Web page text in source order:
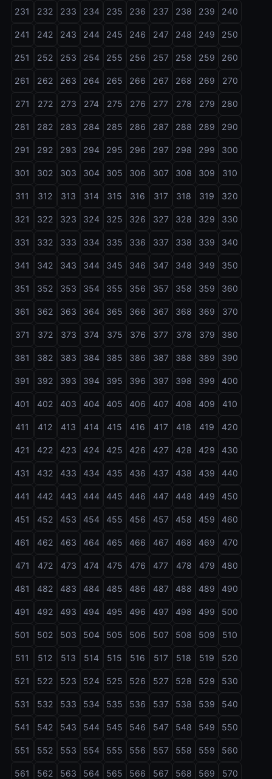
231 232 233 234 235 236 237 238 239 240
241 242 243 244 245 246 247 248 249 250
251 252 253 254 255 256 257 258 259 260
261 262 263 264 265 266 267 268 269 270
271 272 273 274 275 276 277 278 279 280
281 282 283 284 285 286 287 288 289 290
291 292 293 294 295 296 297 298 299 300
301 302 303 304 305 306 307 308 309 310
311 312 313 314 315 316 317 318 319 320
321 322 323 324 325 326 327 328 329 330
331 332 333 334 335 336 337 338 339 340
341 342 343 344 345 346 347 348 349 350
351 352 353 354 355 356 357 358 359 360
361 362 363 364 365 366 367 368 369 370
371 372 373 374 375 376 377 378 379 380
381 382 383 384 385 386 387 388 389 390
391 392 393 394 395 396 397 398 399 400
401 402 403 404 405 406 407 408 409 410
411 412 413 414 415 416 417 418 419 420
421 422 423 424 425 426 427 428 429 430
431 432 433 434 435 436 437 438 439 440
441 442 443 444 445 446 447 448 449 450
451 452 453 454 455 456 457 458 459 460
461 462 463 464 465 466 467 468 469 470
471 472 473 474 475 476 477 478 479 480
481 482 483 484 485 486 487 488 489 490
491 492 493 494 495 496 497 498 499 500
501 502 503 504 505 506 507 508 509 510
511 512 513 514 515 516 517 518 519 520
521 522 523 524 525 526 527 528 529 530
531 532 533 534 535 536 537 538 539 540
541 542 543 544 545 546 547 548 549 550
551 552 553 554 555 556 557 558 559 560
561 562 563 564 565 566 567 568 569 570